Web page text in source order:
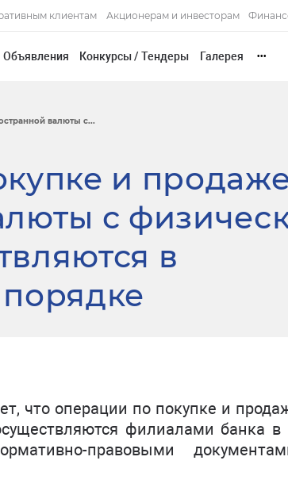
клиентам Акционерам и инвесторам
Объявления Конкурсы / Тендеры Галерея •••
валюты с...
и
с
в
что операции по покупке и
филиалами банка в
правовыми